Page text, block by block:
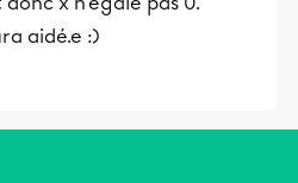
aidé.e :)